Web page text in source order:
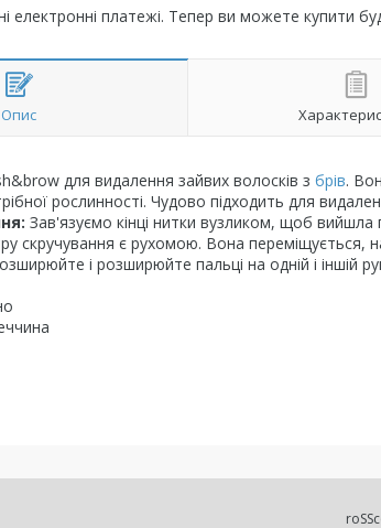
електронні платежі. Тепер ви можете купити
Опис
для видалення зайвих волосків з брів.
рослинності. Чудово підходить для
Зав'язуємо кінці нитки вузликом, щоб
скручування є рухомою. Вона переміщується,
і розширюйте пальці на одній і іншій